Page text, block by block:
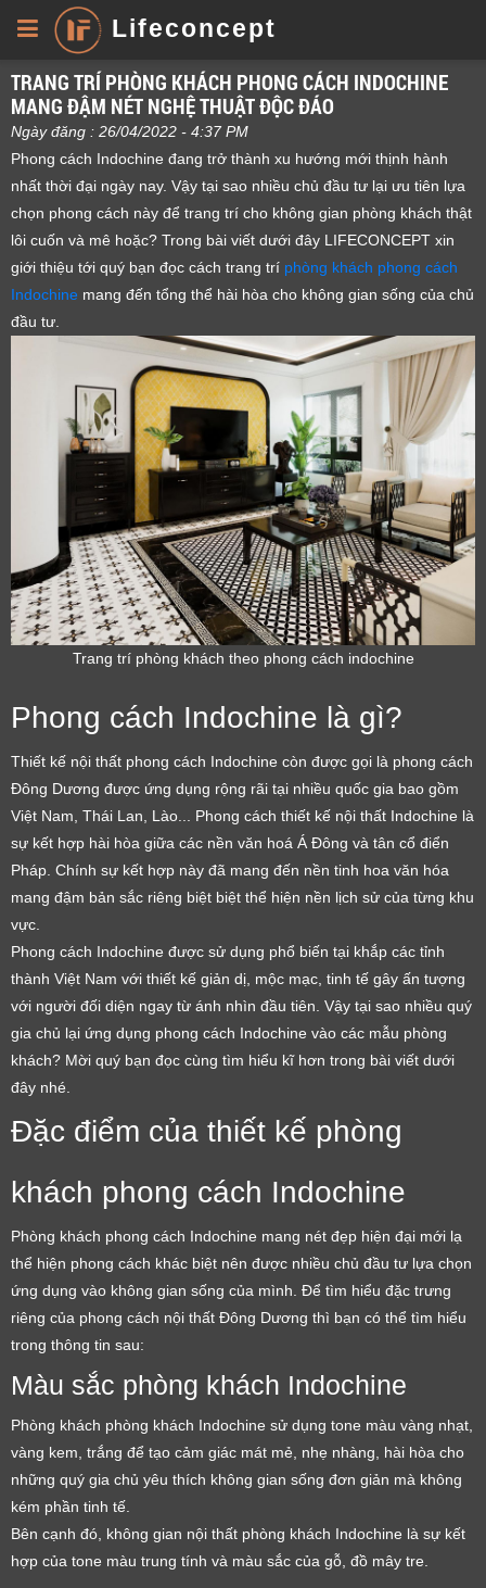
Lifeconcept
TRANG TRÍ PHÒNG KHÁCH PHONG CÁCH INDOCHINE
MANG ĐẬM NÉT NGHỆ THUẬT ĐỘC ĐÁO
Ngày đăng : 26/04/2022 - 4:37 PM
Phong cách Indochine đang trở thành xu hướng mới thịnh hành
nhất thời đại ngày nay. Vậy tại sao nhiều chủ đầu tư lại ưu tiên lựa
chọn phong cách này để trang trí cho không gian phòng khách thật
lôi cuốn và mê hoặc? Trong bài viết dưới đây LIFECONCEPT xin
giới thiệu tới quý bạn đọc cách trang trí phòng khách phong cách
Indochine mang đến tổng thể hài hòa cho không gian sống của chủ
đầu tư.
Trang trí phòng khách theo phong cách indochine
Phong cách Indochine là gì?
Thiết kế nội thất phong cách Indochine còn được gọi là phong cách
Đông Dương được ứng dụng rộng rãi tại nhiều quốc gia bao gồm
Việt Nam, Thái Lan, Lào... Phong cách thiết kế nội thất Indochine là
sự kết hợp hài hòa giữa các nền văn hoá Á Đông và tân cổ điển
Pháp. Chính sự kết hợp này đã mang đến nền tinh hoa văn hóa
mang đậm bản sắc riêng biệt biệt thể hiện nền lịch sử của từng khu
vực.
Phong cách Indochine được sử dụng phổ biến tại khắp các tỉnh
thành Việt Nam với thiết kế giản dị, mộc mạc, tinh tế gây ấn tượng
với người đối diện ngay từ ánh nhìn đầu tiên. Vậy tại sao nhiều quý
gia chủ lại ứng dụng phong cách Indochine vào các mẫu phòng
khách? Mời quý bạn đọc cùng tìm hiểu kĩ hơn trong bài viết dưới
đây nhé.
Đặc điểm của thiết kế phòng
khách phong cách Indochine
Phòng khách phong cách Indochine mang nét đẹp hiện đại mới lạ
thể hiện phong cách khác biệt nên được nhiều chủ đầu tư lựa chọn
ứng dụng vào không gian sống của mình. Để tìm hiểu đặc trưng
riêng của phong cách nội thất Đông Dương thì bạn có thể tìm hiểu
trong thông tin sau:
Màu sắc phòng khách Indochine
Phòng khách phòng khách Indochine sử dụng tone màu vàng nhạt,
vàng kem, trắng để tạo cảm giác mát mẻ, nhẹ nhàng, hài hòa cho
những quý gia chủ yêu thích không gian sống đơn giản mà không
kém phần tinh tế.
Bên cạnh đó, không gian nội thất phòng khách Indochine là sự kết
hợp của tone màu trung tính và màu sắc của gỗ, đồ mây tre.